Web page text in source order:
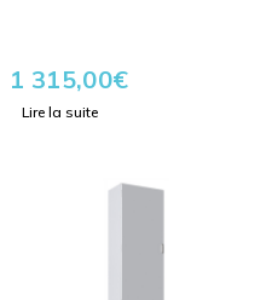
1 315,00€
Lire la suite